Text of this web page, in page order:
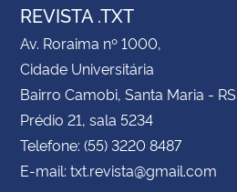
REVISTA .TXT
Av. Roraima nº 1000,
Cidade Universitária
Bairro Camobi, Santa Maria - RS
Prédio 21, sala 5234
Telefone: (55) 3220 8487
E-mail: txt.revista@gmail.com